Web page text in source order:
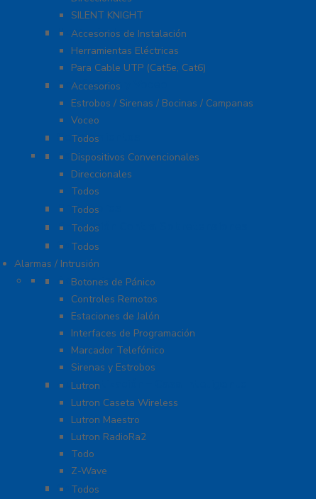
SILENT KNIGHT
Herramientas
Accesorios de Instalación
Herramientas Eléctricas
Para Cable UTP (Cat5e, Cat6)
Notificación y Voceo
Accesorios
Estrobos / Sirenas / Bocinas / Campanas
Voceo
Señalamientos
Todos
Paneles de Incendio
Dispositivos Convencionales
Direccionales
Todos
Probadores
Todos
Protección Contra Sobretensiones
Todos
Cables
Todos
Alarmas / Intrusión
Accesorios
Botones de Pánico
Controles Remotos
Estaciones de Jalón
Interfaces de Programación
Marcador Telefónico
Sirenas y Estrobos
Automatización – Casa Inteligente
Lutron
Lutron Caseta Wireless
Lutron Maestro
Lutron RadioRa2
Todo
Z-Wave
Cables
Todos